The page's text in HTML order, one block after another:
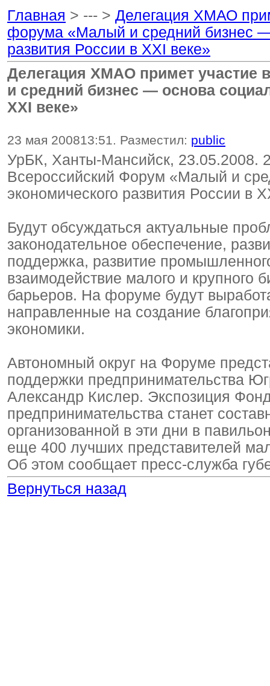
Главная > --- > Делегация ХМАО
форума «Малый и средний бизнес —
развития России в XXI веке»
Делегация ХМАО примет участие
и средний бизнес — основа
XXI веке»
23 мая 200813:51. Разместил: public
УрБК, Ханты-Мансийск, 23.05.2008.
Всероссийский Форум «Малый и
экономического развития России в
Будут обсуждаться актуальные
законодательное обеспечение,
поддержка, развитие
взаимодействие малого и крупного
барьеров. На форуме будут
направленные на создание
экономики.
Автономный округ на Форуме
поддержки предпринимательства
Александр Кислер. Экспозиция
предпринимательства станет
организованной в эти дни в
еще 400 лучших представителей
Об этом сообщает пресс-служба
Вернуться назад